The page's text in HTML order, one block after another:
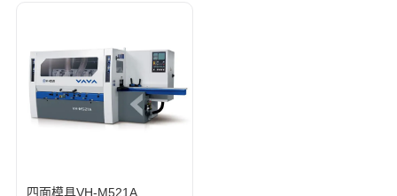
四面模具VH-M521A